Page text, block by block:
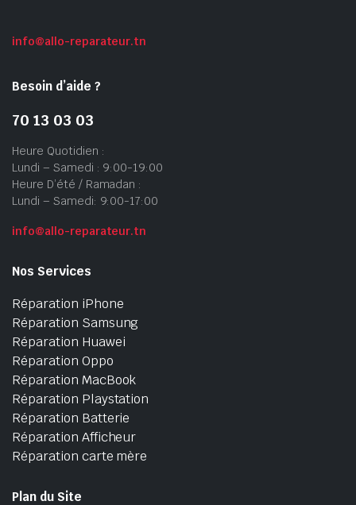
info@allo-reparateur.tn
Besoin d’aide ?
70 13 03 03
Heure Quotidien :
Lundi – Samedi : 9:00-19:00
Heure D’été / Ramadan :
Lundi – Samedi: 9:00-17:00
info@allo-reparateur.tn
Nos Services
Réparation iPhone
Réparation Samsung
Réparation Huawei
Réparation Oppo
Réparation MacBook
Réparation Playstation
Réparation Batterie
Réparation Afficheur
Réparation carte mère
Plan du Site